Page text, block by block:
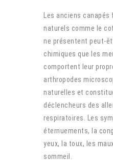
Les anciens
naturels comme le
ne présentent peut-
chimiques que les
comportent leur
arthropodes
naturelles et
déclencheurs des
respiratoires. Les
éternuements, la
yeux, la toux, les
sommeil.